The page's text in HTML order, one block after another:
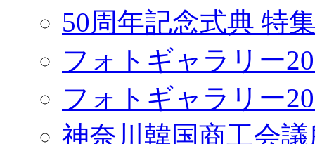
50周年記念式典 特
フォトギャラリー
フォトギャラリー
神奈川韓国商工会